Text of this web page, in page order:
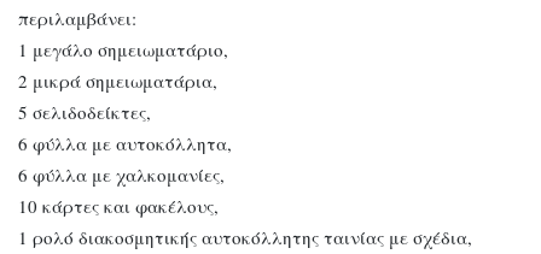
περιλαμβάνει:
1 μεγάλο σημειωματάριο,
2 μικρά σημειωματάρια,
5 σελιδοδείκτες,
6 φύλλα με αυτοκόλλητα,
6 φύλλα με χαλκομανίες,
10 κάρτες και φακέλους,
1 ρολό διακοσμητικής αυτοκόλλητης ταινίας με σχέδια,